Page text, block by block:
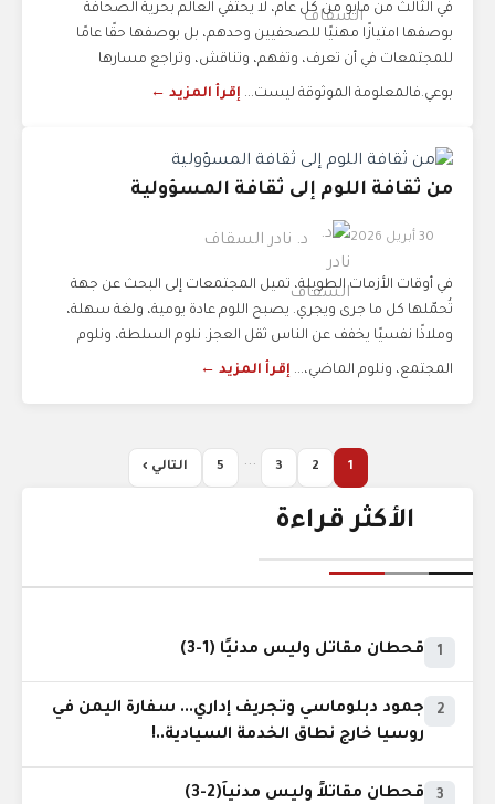
في الثالث من مايو من كل عام، لا يحتفي العالم بحرية الصحافة
بوصفها امتيازًا مهنيًا للصحفيين وحدهم، بل بوصفها حقًا عامًا
للمجتمعات في أن تعرف، وتفهم، وتناقش، وتراجع مسارها
بوعي.فالمعلومة الموثوقة ليست... إقرأ المزيد ←
من ثقافة اللوم إلى ثقافة المسؤولية
30 أبريل 2026 د. نادر السقاف
في أوقات الأزمات الطويلة، تميل المجتمعات إلى البحث عن جهة
تُحمّلها كل ما جرى ويجري. يصبح اللوم عادة يومية، ولغة سهلة،
وملاذًا نفسيًا يخفف عن الناس ثقل العجز. نلوم السلطة، ونلوم
المجتمع، ونلوم الماضي،... إقرأ المزيد ←
1
2
3
...
5 التالي ›
الأكثر قراءة
1 قحطان مقاتل وليس مدنيًا (1-3)
2
جمود دبلوماسي وتجريف إداري... سفارة اليمن في
روسيا خارج نطاق الخدمة السيادية..!
3 قحطان مقاتلاً وليس مدنياً(2-3)